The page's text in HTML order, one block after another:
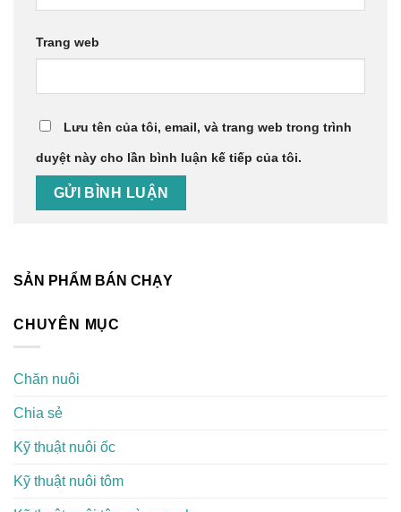
Trang web
Lưu tên của tôi, email, và trang web trong trình
duyệt này cho lần bình luận kế tiếp của tôi.
SẢN PHẨM BÁN CHẠY
CHUYÊN MỤC
Chăn nuôi
Chia sẻ
Kỹ thuật nuôi ốc
Kỹ thuật nuôi tôm